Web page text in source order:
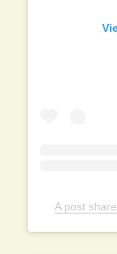
A post